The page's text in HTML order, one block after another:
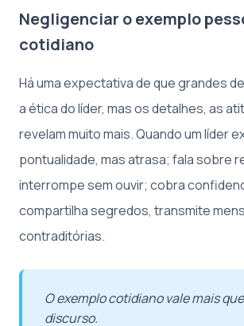
Negligenciar o exemplo
cotidiano
Há uma expectativa de que grandes
a ética do líder, mas os detalhes, as
revelam muito mais. Quando um líder
pontualidade, mas atrasa; fala sobre
interrompe sem ouvir; cobra
compartilha segredos, transmite
contraditórias.
O exemplo cotidiano vale mais
discurso.